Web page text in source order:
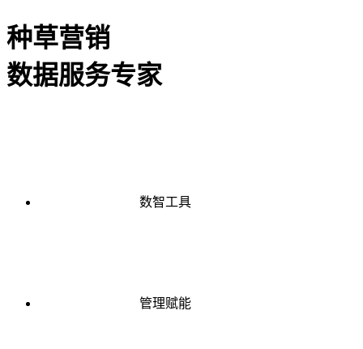
种草营销
数据服务专家
数智工具
管理赋能